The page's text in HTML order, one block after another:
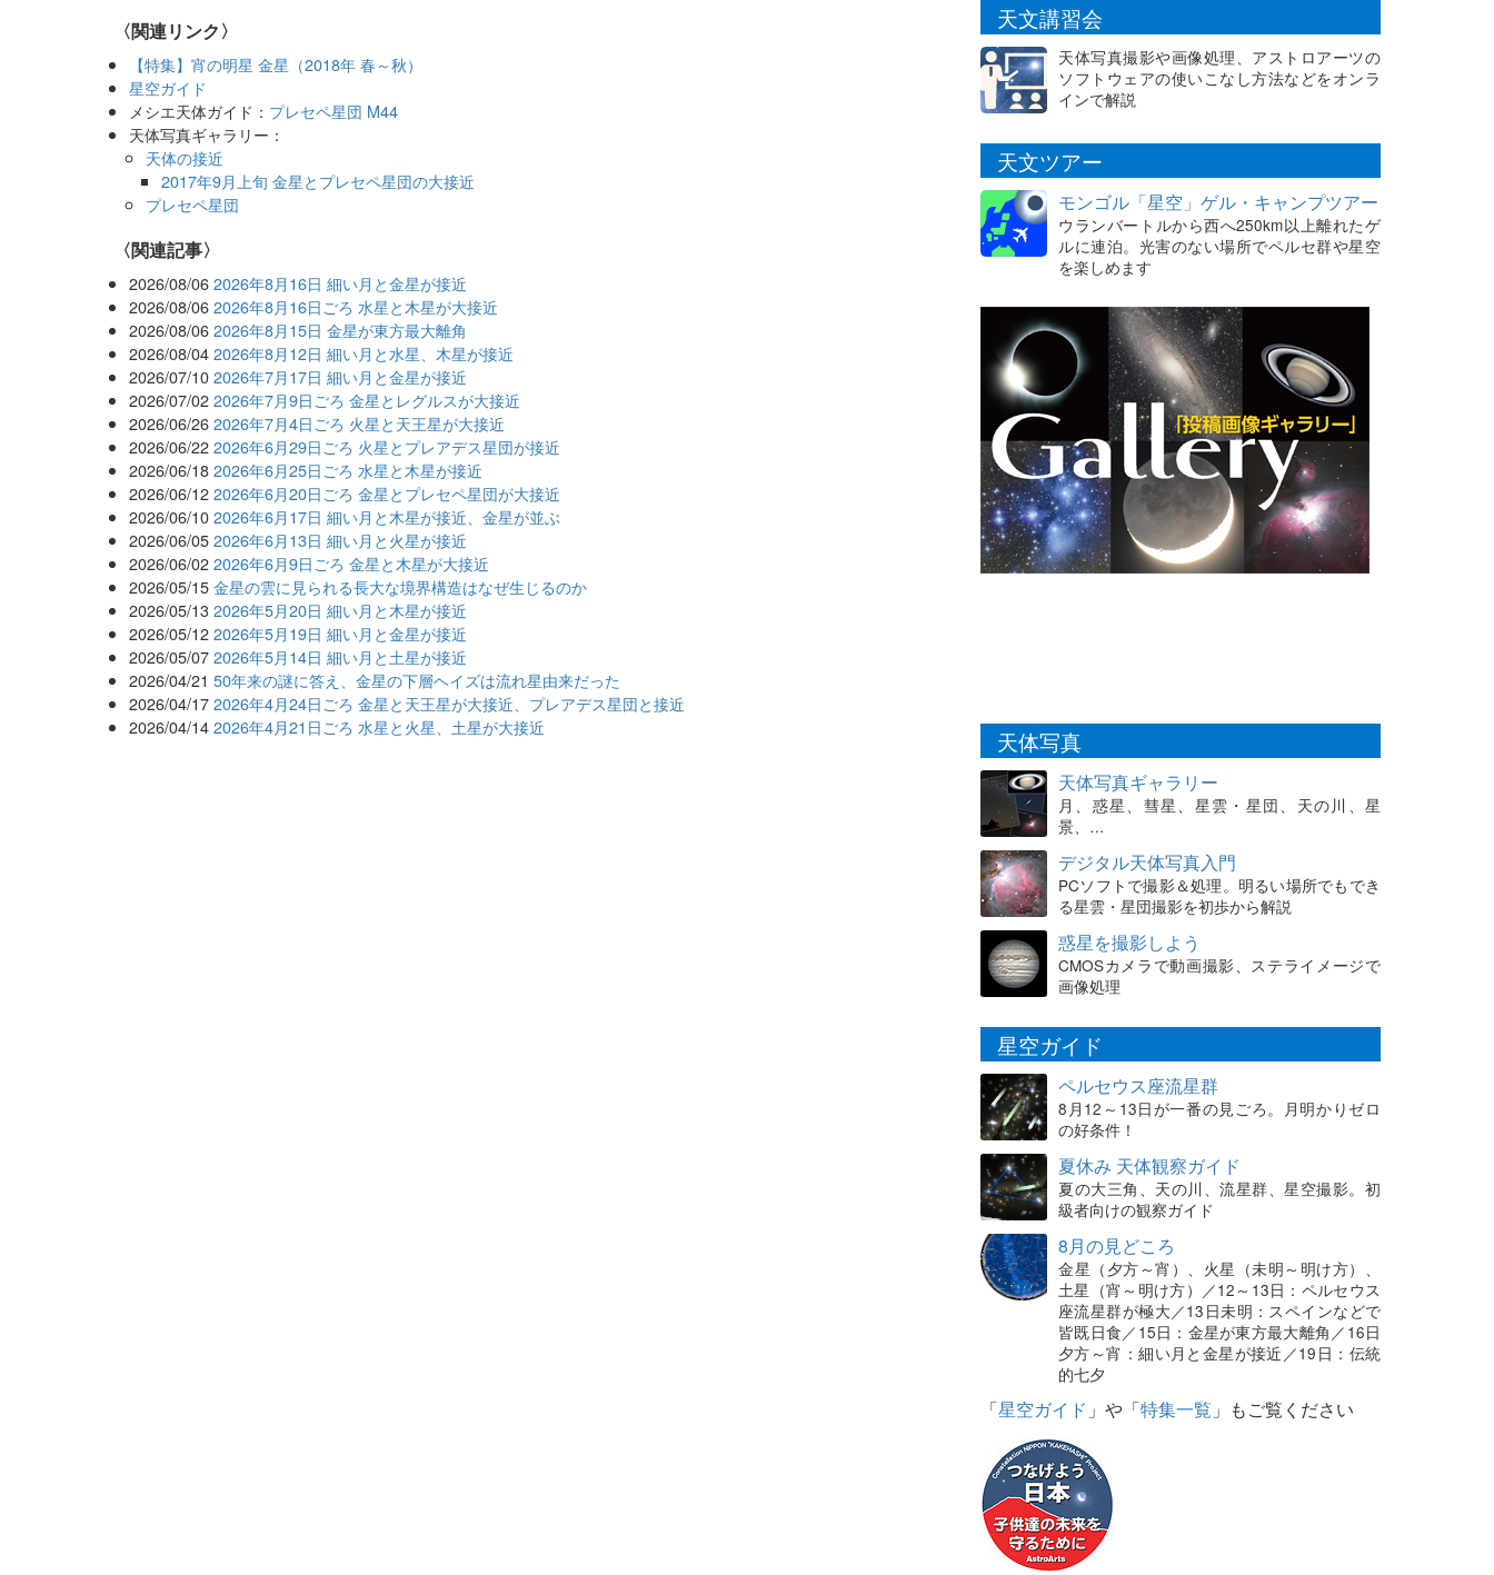
〈関連リンク〉
【特集】宵の明星 金星（2018年 春～秋）
星空ガイド
メシエ天体ガイド： プレセペ星団 M44
天体写真ギャラリー：
天体の接近
2017年9月上旬 金星とプレセペ星団の大接近
プレセペ星団
関連記事
2026/08/06 2026年8月16日 細い月と金星が接近
2026/08/06 2026年8月16日ごろ 水星と木星が大接近
2026/08/06 2026年8月15日 金星が東方最大離角
2026/08/04 2026年8月12日 細い月と水星、木星が接近
2026/07/10 2026年7月17日 細い月と金星が接近
2026/07/02 2026年7月9日ごろ 金星とレグルスが大接近
2026/06/26 2026年7月4日ごろ 火星と天王星が大接近
2026/06/22 2026年6月29日ごろ 火星とプレアデス星団が接近
2026/06/18 2026年6月25日ごろ 水星と木星が接近
2026/06/12 2026年6月20日ごろ 金星とプレセペ星団が大接近
2026/06/10 2026年6月17日 細い月と木星が接近、金星が並ぶ
2026/06/05 2026年6月13日 細い月と火星が接近
2026/06/02 2026年6月9日ごろ 金星と木星が大接近
2026/05/15 金星の雲に見られる長大な境界構造はなぜ生じるのか
2026/05/13 2026年5月20日 細い月と木星が接近
2026/05/12 2026年5月19日 細い月と金星が接近
2026/05/07 2026年5月14日 細い月と土星が接近
2026/04/21 50年来の謎に答え、金星の下層ヘイズは流れ星由来だった
2026/04/17 2026年4月24日ごろ 金星と天王星が大接近、プレアデス星団と接近
2026/04/14 2026年4月21日ごろ 水星と火星、土星が大接近
天文講習会
天体写真撮影や画像処理、アストロアーツの
ソフトウェアの使いこなし方法などをオンラ
インで解説
天文ツアー
モンゴル「星空」ゲル・キャンプツアー
ウランバートルから西へ250km以上離れたゲ
ルに連泊。光害のない場所でペルセ群や星空
を楽しめます
天体写真
天体写真ギャラリー
月、惑星、彗星、星雲・星団、天の川、星
景、…
デジタル天体写真入門
PCソフトで撮影＆処理。明るい場所でもでき
る星雲・星団撮影を初歩から解説
惑星を撮影しよう
CMOSカメラで動画撮影、ステライメージで
画像処理
星空ガイド
ペルセウス座流星群
8月12～13日が一番の見ごろ。月明かりゼロ
の好条件！
夏休み 天体観察ガイド
夏の大三角、天の川、流星群、星空撮影。初
級者向けの観察ガイド
8月の見どころ
金星（夕方～宵）、火星（未明～明け方）、
土星（宵～明け方）／12～13日：ペルセウス
座流星群が極大／13日未明：スペインなどで
皆既日食／15日：金星が東方最大離角／16日
夕方～宵：細い月と金星が接近／19日：伝統
的七夕
「星空ガイド 」や「特集一覧 」もご覧ください